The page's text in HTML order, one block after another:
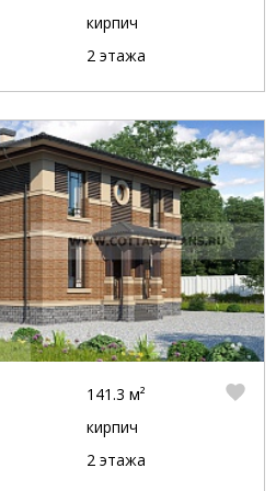
кирпич
2 этажа
141.3 м²
кирпич
2 этажа